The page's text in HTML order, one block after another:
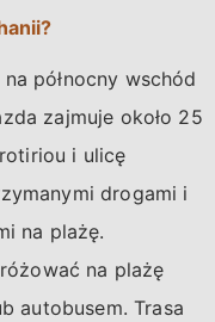
północny wschód
zajmuje około 25
i ulicę
drogami i
na plażę.
na plażę
autobusem. Trasa